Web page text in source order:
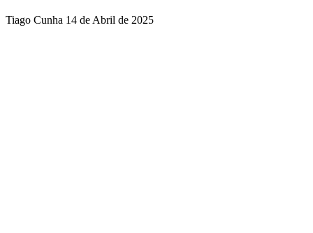
Tiago Cunha 14 de Abril de 2025